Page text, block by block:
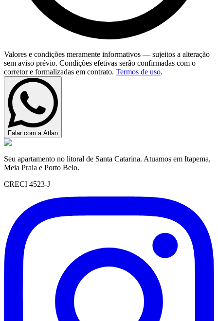
Valores e condições meramente informativos — sujeitos a alteração
sem aviso prévio. Condições efetivas serão confirmadas com o
corretor e formalizadas em contrato. Termos de uso.
Falar com a Atlan
Seu apartamento no litoral de Santa Catarina. Atuamos em Itapema,
Meia Praia e Porto Belo.
CRECI 4523-J